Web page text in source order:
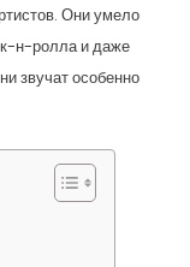
Они умело
н-ролла и даже
звучат особенно